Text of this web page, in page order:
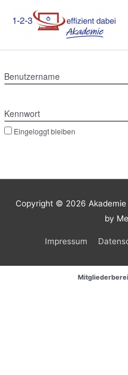
Inhalt
Benutzername
Kennwort
Eingeloggt bleiben
Copyright © 2026
by
Impressum